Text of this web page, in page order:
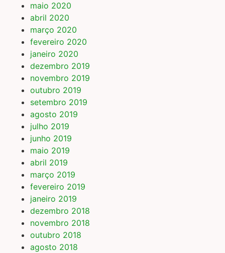
maio 2020
abril 2020
março 2020
fevereiro 2020
janeiro 2020
dezembro 2019
novembro 2019
outubro 2019
setembro 2019
agosto 2019
julho 2019
junho 2019
maio 2019
abril 2019
março 2019
fevereiro 2019
janeiro 2019
dezembro 2018
novembro 2018
outubro 2018
agosto 2018